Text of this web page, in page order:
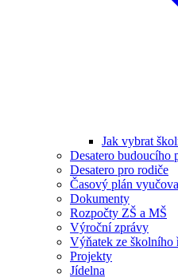
Jak vybrat
Desatero budoucího
Desatero pro rodiče
Časový plán
Dokumenty
Rozpočty ZŠ a MŠ
Výroční zprávy
Výňatek ze školního
Projekty
Jídelna